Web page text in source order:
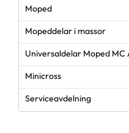
Moped
Mopeddelar i massor
Universaldelar Moped MC
Minicross
Serviceavdelning